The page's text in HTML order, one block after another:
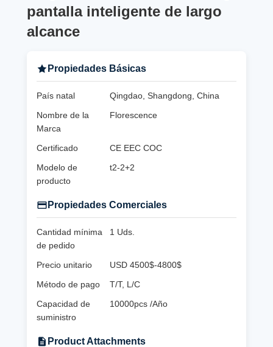
pantalla inteligente de largo
alcance
Propiedades Básicas
País natal
Qingdao, Shangdong, China
Nombre de la
Marca
Florescence
Certificado
CE EEC COC
Modelo de
producto
t2-2+2
Propiedades Comerciales
Cantidad mínima
de pedido
1 Uds.
Precio unitario
USD 4500$-4800$
Método de pago
T/T, L/C
Capacidad de
suministro
10000pcs /Año
Product Attachments